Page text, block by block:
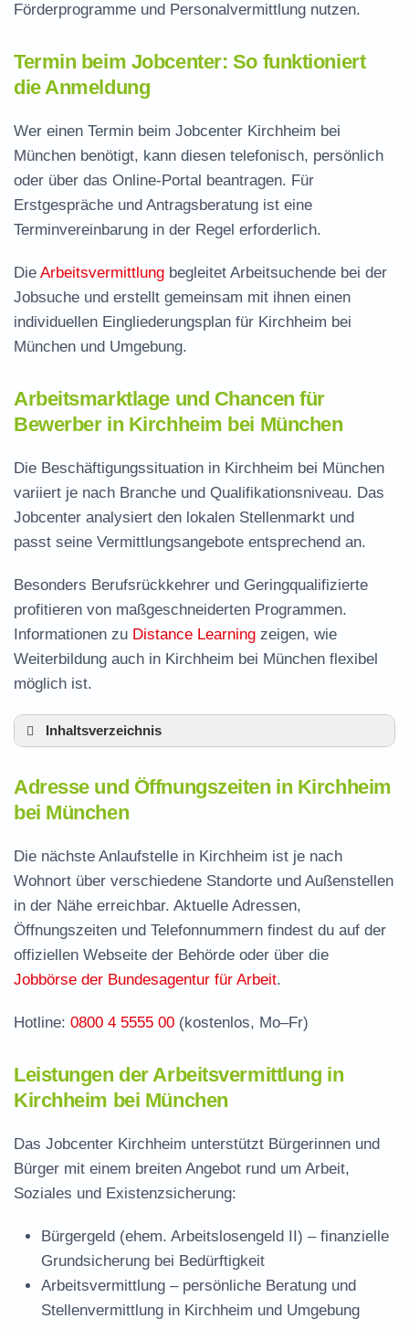
Förderprogramme und Personalvermittlung nutzen.
Termin beim Jobcenter: So funktioniert
die Anmeldung
Wer einen Termin beim Jobcenter Kirchheim bei
München benötigt, kann diesen telefonisch, persönlich
oder über das Online-Portal beantragen. Für
Erstgespräche und Antragsberatung ist eine
Terminvereinbarung in der Regel erforderlich.
Die Arbeitsvermittlung begleitet Arbeitsuchende bei der
Jobsuche und erstellt gemeinsam mit ihnen einen
individuellen Eingliederungsplan für Kirchheim bei
München und Umgebung.
Arbeitsmarktlage und Chancen für
Bewerber in Kirchheim bei München
Die Beschäftigungssituation in Kirchheim bei München
variiert je nach Branche und Qualifikationsniveau. Das
Jobcenter analysiert den lokalen Stellenmarkt und
passt seine Vermittlungsangebote entsprechend an.
Besonders Berufsrückkehrer und Geringqualifizierte
profitieren von maßgeschneiderten Programmen.
Informationen zu Distance Learning zeigen, wie
Weiterbildung auch in Kirchheim bei München flexibel
möglich ist.
Inhaltsverzeichnis
Leistungen der Arbeitsvermittlung in Kirchheim
Jobcenter München – zuständige Stelle
Häufige Fragen rund ums Jobcenter
Adresse und Öffnungszeiten in Kirchheim
bei München
Die nächste Anlaufstelle in Kirchheim ist je nach
Wohnort über verschiedene Standorte und Außenstellen
in der Nähe erreichbar. Aktuelle Adressen,
Öffnungszeiten und Telefonnummern findest du auf der
offiziellen Webseite der Behörde oder über die
Jobbörse der Bundesagentur für Arbeit.
Hotline: 0800 4 5555 00 (kostenlos, Mo–Fr)
Leistungen der Arbeitsvermittlung in
Kirchheim bei München
Das Jobcenter Kirchheim unterstützt Bürgerinnen und
Bürger mit einem breiten Angebot rund um Arbeit,
Soziales und Existenzsicherung:
Bürgergeld (ehem. Arbeitslosengeld II) – finanzielle
Grundsicherung bei Bedürftigkeit
Arbeitsvermittlung – persönliche Beratung und
Stellenvermittlung in Kirchheim und Umgebung